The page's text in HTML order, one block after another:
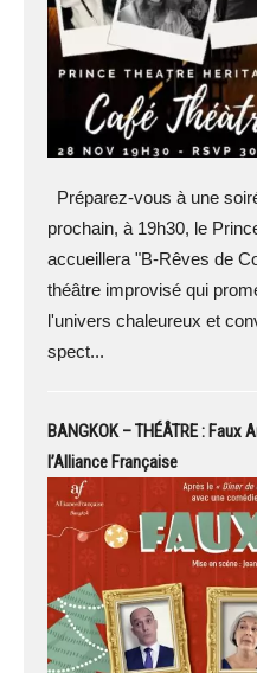
Préparez-vous à une
prochain, à 19h30, le
accueillera "B-Rêves de
théâtre improvisé qui
l'univers chaleureux et
spect...
BANGKOK – THÉÂTRE : Faux
l’Alliance Française